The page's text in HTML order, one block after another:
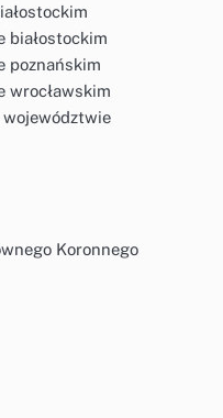
białostockim
poznańskim
wrocławskim
województwie
Koronnego